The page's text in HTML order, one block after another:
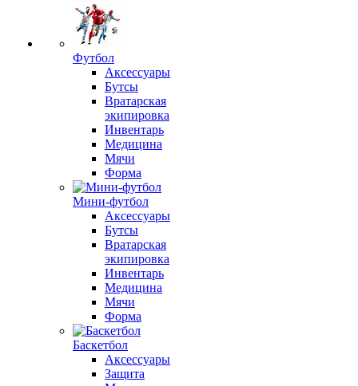
Футбол
Аксессуары
Бутсы
Вратарская
экипировка
Инвентарь
Медицина
Мячи
Форма
Мини-футбол
Аксессуары
Бутсы
Вратарская
экипировка
Инвентарь
Медицина
Мячи
Форма
Баскетбол
Аксессуары
Защита